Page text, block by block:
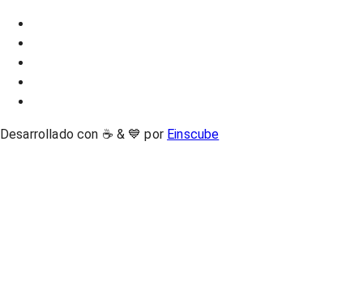
Desarrollado con ☕ & 💙 por Einscube